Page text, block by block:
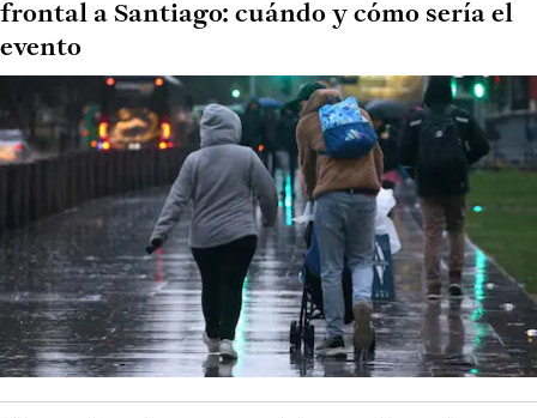
frontal a Santiago: cuándo y cómo sería el
evento